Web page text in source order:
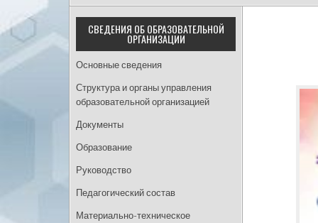
СВЕДЕНИЯ ОБ ОБРАЗОВАТЕЛЬНОЙ
ОРГАНИЗАЦИИ
Основные сведения
Структура и органы управления
образовательной организацией
Документы
Образование
Руководство
Педагогический состав
Материально-техническое